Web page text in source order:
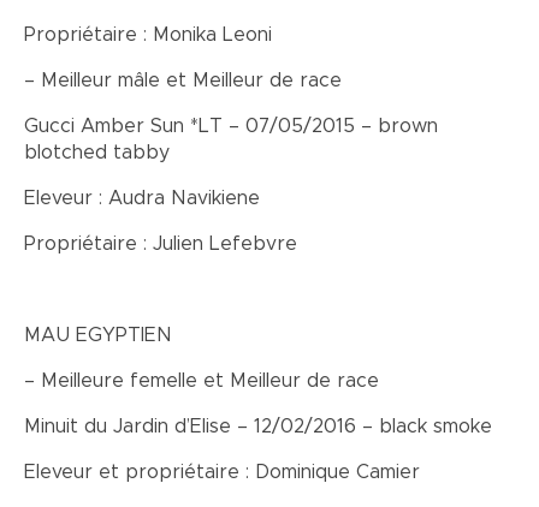
Propriétaire : Monika Leoni
– Meilleur mâle et Meilleur de race
Gucci Amber Sun *LT – 07/05/2015 – brown
blotched tabby
Eleveur : Audra Navikiene
Propriétaire : Julien Lefebvre
MAU EGYPTIEN
– Meilleure femelle et Meilleur de race
Minuit du Jardin d’Elise – 12/02/2016 – black smoke
Eleveur et propriétaire : Dominique Camier